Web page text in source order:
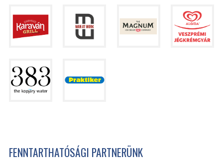
FENNTARTHATÓSÁGI PARTNERÜNK